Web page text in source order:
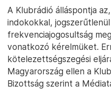
A Klubrádió álláspontja
indokokkal,
frekvenciajogosultság
vonatkozó kérelmüket.
kötelezettségszegési
Magyarország ellen a
Bizottság szerint a